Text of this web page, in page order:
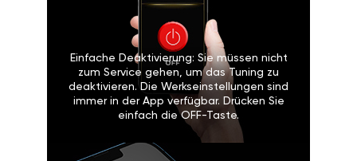
Einfache Deaktivierung: Sie müssen nicht
zum Service gehen, um das Tuning zu
deaktivieren. Die Werkseinstellungen sind
immer in der App verfügbar. Drücken Sie
einfach die OFF-Taste.